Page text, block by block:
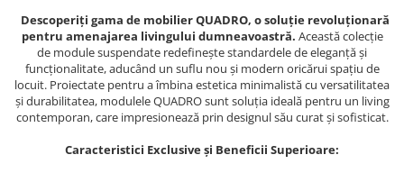
Descoperiți gama de mobilier QUADRO, o soluție revoluționară
pentru amenajarea livingului dumneavoastră. Această colecție
de module suspendate redefinește standardele de eleganță și
funcționalitate, aducând un suflu nou și modern oricărui spațiu de
locuit. Proiectate pentru a îmbina estetica minimalistă cu versatilitatea
și durabilitatea, modulele QUADRO sunt soluția ideală pentru un living
contemporan, care impresionează prin designul său curat și sofisticat.
Caracteristici Exclusive și Beneficii Superioare: